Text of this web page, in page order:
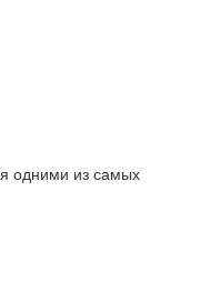
одними из самых